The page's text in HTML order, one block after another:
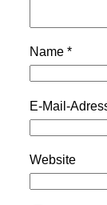
Name *
E-Mail-
Website